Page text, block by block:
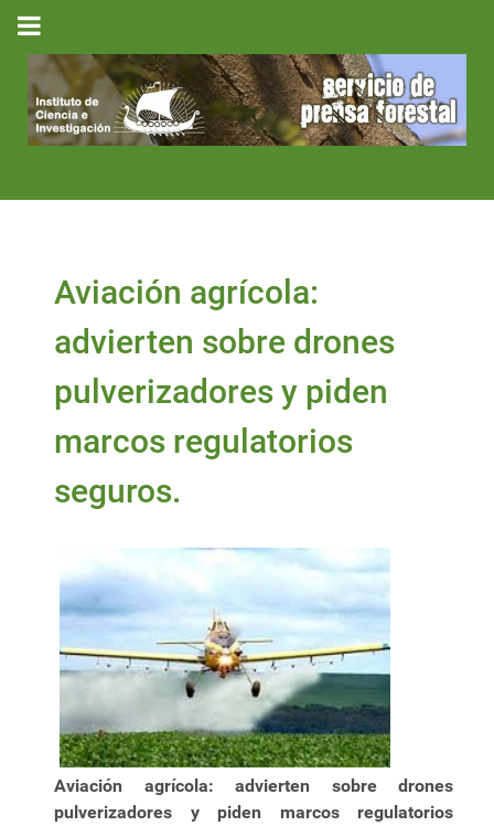
Aviación agrícola:
advierten sobre drones
pulverizadores y piden
marcos regulatorios
seguros.
Aviación agrícola: advierten sobre drones
pulverizadores y piden marcos regulatorios